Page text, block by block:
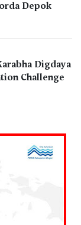
Depok
Digdaya
Challenge